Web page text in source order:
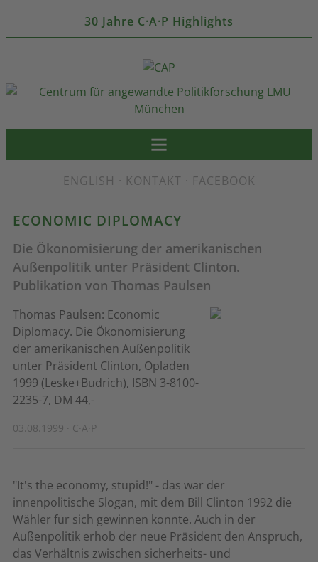
30 Jahre C·A·P Highlights
ENGLISH · KONTAKT · FACEBOOK
ECONOMIC DIPLOMACY
Die Ökonomisierung der amerikanischen
Außenpolitik unter Präsident Clinton.
Publikation von Thomas Paulsen
Thomas Paulsen: Economic
Diplomacy. Die Ökonomisierung
der amerikanischen Außenpolitik
unter Präsident Clinton, Opladen
1999 (Leske+Budrich), ISBN 3-8100-
2235-7, DM 44,-
03.08.1999 · C·A·P
"It's the economy, stupid!" - das war der
innenpolitische Slogan, mit dem Bill Clinton 1992 die
Wähler für sich gewinnen konnte. Auch in der
Außenpolitik erhob der neue Präsident den Anspruch,
das Verhältnis zwischen sicherheits- und